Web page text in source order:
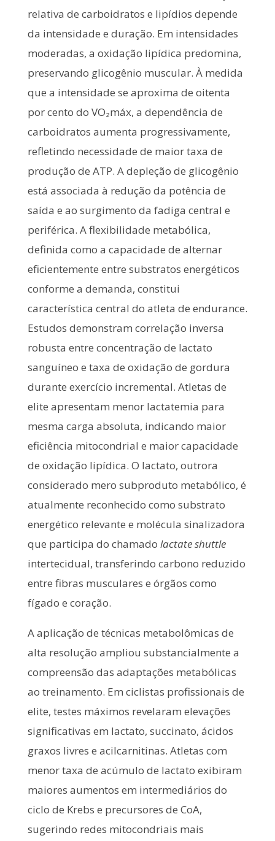
relativa de carboidratos e lipídios depende
da intensidade e duração. Em intensidades
moderadas, a oxidação lipídica predomina,
preservando glicogênio muscular. À medida
que a intensidade se aproxima de oitenta
por cento do VO₂máx, a dependência de
carboidratos aumenta progressivamente,
refletindo necessidade de maior taxa de
produção de ATP. A depleção de glicogênio
está associada à redução da potência de
saída e ao surgimento da fadiga central e
periférica. A flexibilidade metabólica,
definida como a capacidade de alternar
eficientemente entre substratos energéticos
conforme a demanda, constitui
característica central do atleta de endurance.
Estudos demonstram correlação inversa
robusta entre concentração de lactato
sanguíneo e taxa de oxidação de gordura
durante exercício incremental. Atletas de
elite apresentam menor lactatemia para
mesma carga absoluta, indicando maior
eficiência mitocondrial e maior capacidade
de oxidação lipídica. O lactato, outrora
considerado mero subproduto metabólico, é
atualmente reconhecido como substrato
energético relevante e molécula sinalizadora
que participa do chamado lactate shuttle
intertecidual, transferindo carbono reduzido
entre fibras musculares e órgãos como
fígado e coração.
A aplicação de técnicas metabolômicas de
alta resolução ampliou substancialmente a
compreensão das adaptações metabólicas
ao treinamento. Em ciclistas profissionais de
elite, testes máximos revelaram elevações
significativas em lactato, succinato, ácidos
graxos livres e acilcarnitinas. Atletas com
menor taxa de acúmulo de lactato exibiram
maiores aumentos em intermediários do
ciclo de Krebs e precursores de CoA,
sugerindo redes mitocondriais mais